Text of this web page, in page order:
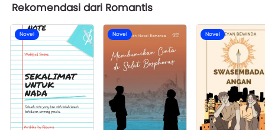
Rekomendasi dari Romantis
Novel Novel Novel